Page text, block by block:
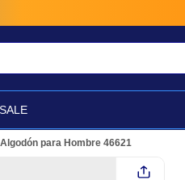
SALE
para Hombre 46621